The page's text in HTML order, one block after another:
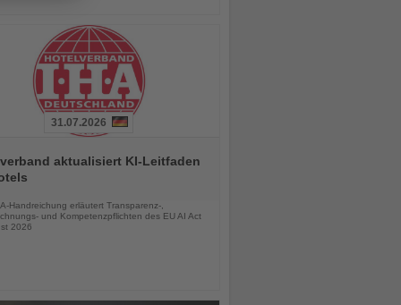
31.07.2026
aktualisiert KI-Leitfaden
Handreichung erläutert Transparenz-,
und Kompetenzpflichten des EU AI Act
2026